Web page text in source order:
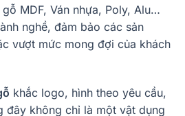
MDF, Ván nhựa, Poly, Alu…
nghề, đảm bảo các sản
vượt mức mong đợi của khách
khắc logo, hình theo yêu cầu,
đây không chỉ là một vật dụng